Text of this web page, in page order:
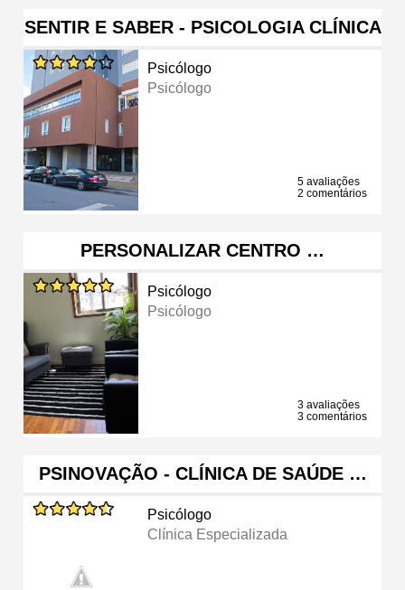
SENTIR E SABER - PSICOLOGIA CLÍNICA
Psicólogo
Psicólogo
5 avaliações
2 comentários
PERSONALIZAR CENTRO …
Psicólogo
Psicólogo
3 avaliações
3 comentários
PSINOVAÇÃO - CLÍNICA DE SAÚDE …
Psicólogo
Clínica Especializada